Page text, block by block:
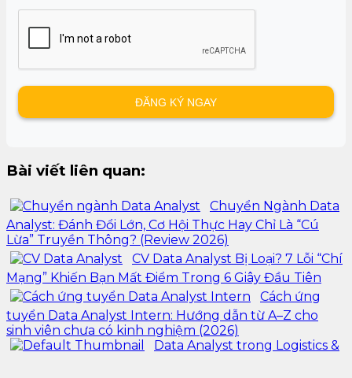
Bài viết liên quan:
Chuyển Ngành Data
Analyst: Đánh Đổi Lớn, Cơ Hội Thực Hay Chỉ Là “Cú
Lừa” Truyền Thông? (Review 2026)
CV Data Analyst Bị Loại? 7 Lỗi “Chí
Mạng” Khiến Bạn Mất Điểm Trong 6 Giây Đầu Tiên
Cách ứng
tuyển Data Analyst Intern: Hướng dẫn từ A–Z cho
sinh viên chưa có kinh nghiệm (2026)
Data Analyst trong Logistics &